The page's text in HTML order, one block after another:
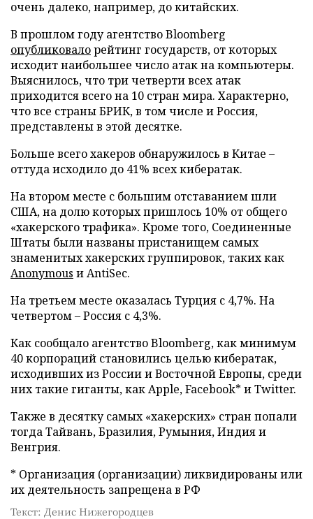
очень далеко, например, до китайских.
В прошлом году агентство Bloomberg
опубликовалорейтинг государств, от которых
исходит наибольшее число атак на компьютеры.
Выяснилось, что три четверти всех атак
приходится всего на 10 стран мира. Характерно,
что все страны БРИК, в том числе и Россия,
представлены в этой десятке.
Больше всего хакеров обнаружилось в Китае –
оттуда исходило до 41% всех кибератак.
На втором месте с большим отставанием шли
США, на долю которых пришлось 10% от общего
«хакерского трафика». Кроме того, Соединенные
Штаты были названы пристанищем самых
знаменитых хакерских группировок, таких как
Anonymous и AntiSec.
На третьем месте оказалась Турция с 4,7%. На
четвертом – Россия с 4,3%.
Как сообщало агентство Bloomberg, как минимум
40 корпораций становились целью кибератак,
исходивших из России и Восточной Европы, среди
них такие гиганты, как Apple, Facebook* и Twitter.
Также в десятку самых «хакерских» стран попали
тогда Тайвань, Бразилия, Румыния, Индия и
Венгрия.
* Организация (организации) ликвидированы или
их деятельность запрещена в РФ
Текст: Денис Нижегородцев